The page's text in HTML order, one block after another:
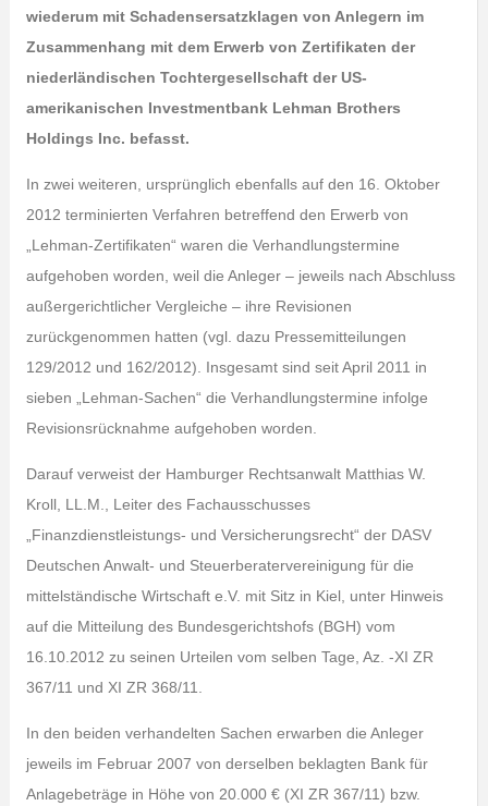
wiederum mit Schadensersatzklagen von Anlegern im
Zusammenhang mit dem Erwerb von Zertifikaten der
niederländischen Tochtergesellschaft der US-
amerikanischen Investmentbank Lehman Brothers
Holdings Inc. befasst.
In zwei weiteren, ursprünglich ebenfalls auf den 16. Oktober
2012 terminierten Verfahren betreffend den Erwerb von
„Lehman-Zertifikaten“ waren die Verhandlungstermine
aufgehoben worden, weil die Anleger – jeweils nach Abschluss
außergerichtlicher Vergleiche – ihre Revisionen
zurückgenommen hatten (vgl. dazu Pressemitteilungen
129/2012 und 162/2012). Insgesamt sind seit April 2011 in
sieben „Lehman-Sachen“ die Verhandlungstermine infolge
Revisionsrücknahme aufgehoben worden.
Darauf verweist der Hamburger Rechtsanwalt Matthias W.
Kroll, LL.M., Leiter des Fachausschusses
„Finanzdienstleistungs- und Versicherungsrecht“ der DASV
Deutschen Anwalt- und Steuerberatervereinigung für die
mittelständische Wirtschaft e.V. mit Sitz in Kiel, unter Hinweis
auf die Mitteilung des Bundesgerichtshofs (BGH) vom
16.10.2012 zu seinen Urteilen vom selben Tage, Az. -XI ZR
367/11 und XI ZR 368/11.
In den beiden verhandelten Sachen erwarben die Anleger
jeweils im Februar 2007 von derselben beklagten Bank für
Anlagebeträge in Höhe von 20.000 € (XI ZR 367/11) bzw.